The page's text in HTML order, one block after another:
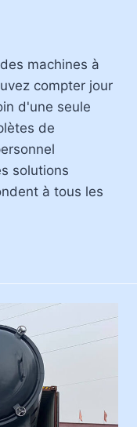
machines à
compter jour
d'une seule
de
solutions
à tous les